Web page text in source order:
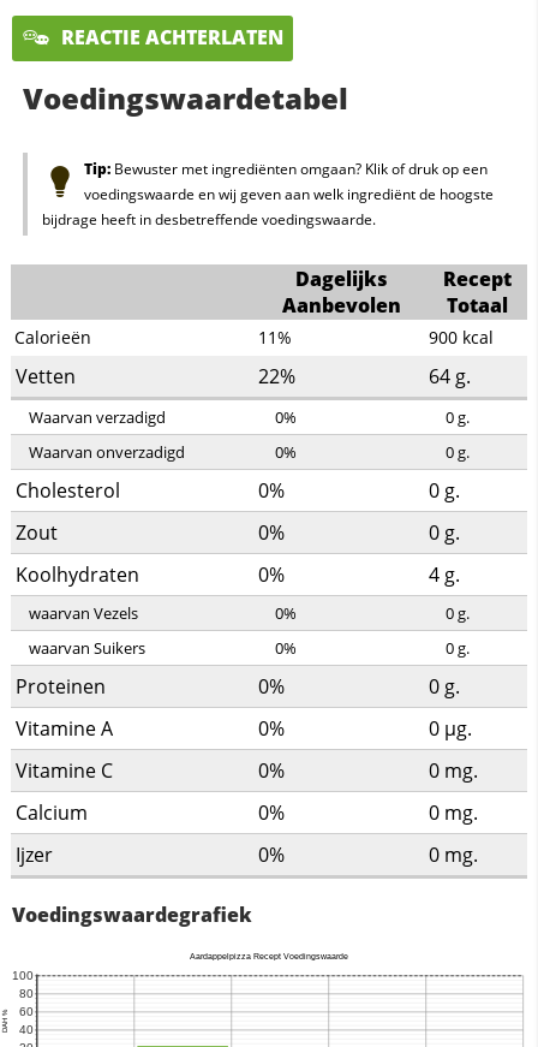
REACTIE ACHTERLATEN
Voedingswaardetabel
Tip:Bewuster met ingrediënten omgaan? Klik of druk op een
voedingswaarde en wij geven aan welk ingrediënt de hoogste
bijdrage heeft in desbetreffende voedingswaarde.
Dagelijks
Aanbevolen
Recept
Totaal
Calorieën 11% 900 kcal
Vetten 22% 64 g.
Waarvan verzadigd 0% 0g.
Waarvan onverzadigd
0% 0g.
Cholesterol 0% 0 g.
Zout
0% 0 g.
Koolhydraten
0% 4 g.
waarvan Vezels 0% 0g.
waarvan Suikers
0% 0g.
Proteinen 0% 0 g.
Vitamine A
0% 0 µg.
Vitamine C
0% 0 mg.
Calcium
0% 0 mg.
Ijzer
0% 0 mg.
Voedingswaardegrafiek